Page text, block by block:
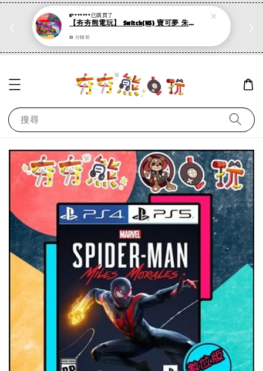
PS系列遊戲 滿500折50，加購第二件再打95折
搜尋
K*******已購買了
【夯夯熊電玩】 Switch(NS) 寶可夢 朱 寶可夢 紫 標準版 :mahjong: (數位版)
32 分鐘前